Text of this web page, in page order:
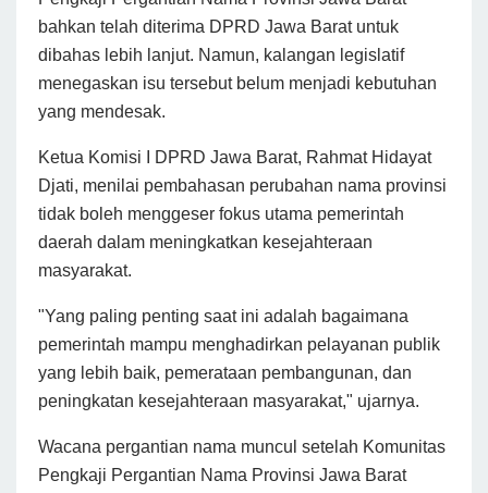
bahkan telah diterima DPRD Jawa Barat untuk
dibahas lebih lanjut. Namun, kalangan legislatif
menegaskan isu tersebut belum menjadi kebutuhan
yang mendesak.
Ketua Komisi I DPRD Jawa Barat, Rahmat Hidayat
Djati, menilai pembahasan perubahan nama provinsi
tidak boleh menggeser fokus utama pemerintah
daerah dalam meningkatkan kesejahteraan
masyarakat.
"Yang paling penting saat ini adalah bagaimana
pemerintah mampu menghadirkan pelayanan publik
yang lebih baik, pemerataan pembangunan, dan
peningkatan kesejahteraan masyarakat," ujarnya.
Wacana pergantian nama muncul setelah Komunitas
Pengkaji Pergantian Nama Provinsi Jawa Barat